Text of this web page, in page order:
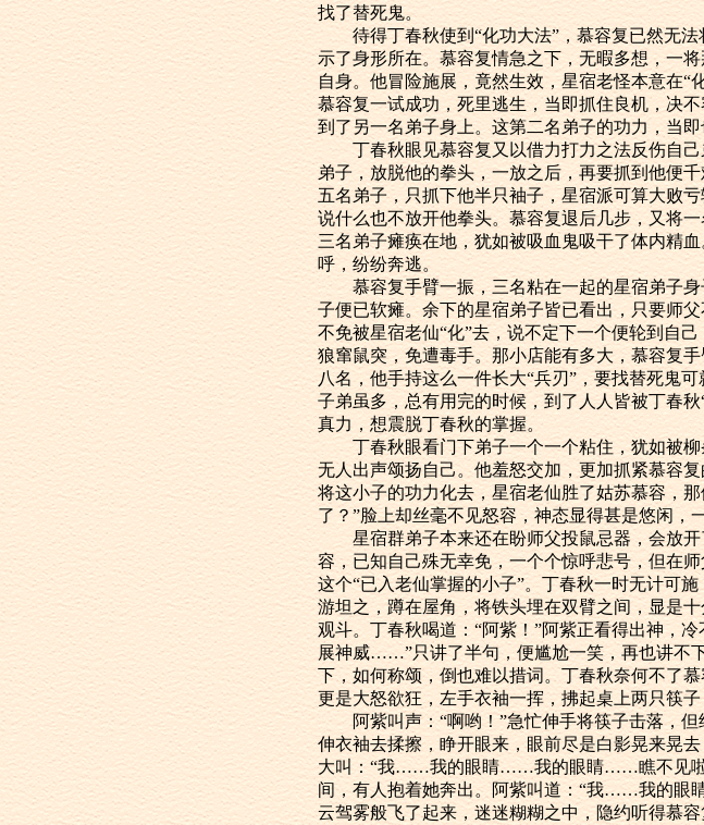
找了替死鬼。
待得丁春秋使到“化功大法”，慕容复已然无法
示了身形所在。慕容复情急之下，无暇多想，一
自身。他冒险施展，竟然生效，星宿老怪本意在“
慕容复一试成功，死里逃生，当即抓住良机，决
到了另一名弟子身上。这第二名弟子的功力，当
丁春秋眼见慕容复又以借力打力之法反伤自己
弟子，放脱他的拳头，一放之后，再要抓到他便
五名弟子，只抓下他半只袖子，星宿派可算大败
说什么也不放开他拳头。慕容复退后几步，又将
三名弟子瘫痪在地，犹如被吸血鬼吸干了体内精
呼，纷纷奔逃。
慕容复手臂一振，三名粘在一起的星宿弟子身
子便已软瘫。余下的星宿弟子皆已看出，只要师
不免被星宿老仙“化”去，说不定下一个便轮到自
狼窜鼠突，免遭毒手。那小店能有多大，慕容复
八名，他手持这么一件长大“兵刃”，要找替死鬼
子弟虽多，总有用完的时候，到了人人皆被丁春
真力，想震脱丁春秋的掌握。
丁春秋眼看门下弟子一个一个粘住，犹如被柳
无人出声颂扬自己。他羞怒交加，更加抓紧慕容
将这小子的功力化去，星宿老仙胜了姑苏慕容，
了？”脸上却丝毫不见怒容，神态显得甚是悠闲，
星宿群弟子本来还在盼师父投鼠忌器，会放开
容，已知自己殊无幸免，一个个惊呼悲号，但在
这个“已入老仙掌握的小子”。丁春秋一时无计可
游坦之，蹲在屋角，将铁头埋在双臂之间，显是
观斗。丁春秋喝道：“阿紫！”阿紫正看得出神，
展神威……”只讲了半句，便尴尬一笑，再也讲不
下，如何称颂，倒也难以措词。丁春秋奈何不了
更是大怒欲狂，左手衣袖一挥，拂起桌上两只筷子
阿紫叫声：“啊哟！”急忙伸手将筷子击落，但
伸衣袖去揉擦，睁开眼来，眼前尽是白影晃来晃
大叫：“我……我的眼睛……我的眼睛……瞧不见啦
间，有人抱着她奔出。阿紫叫道：“我……我的眼
云驾雾般飞了起来，迷迷糊糊之中，隐约听得慕